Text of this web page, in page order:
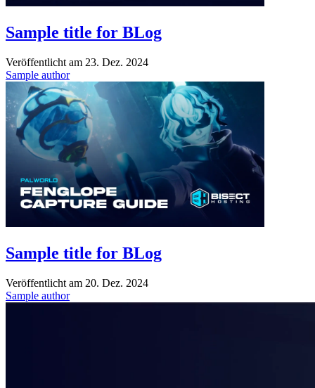
Sample title for BLog
Veröffentlicht am 23. Dez. 2024
Sample author
Sample title for BLog
Veröffentlicht am 20. Dez. 2024
Sample author